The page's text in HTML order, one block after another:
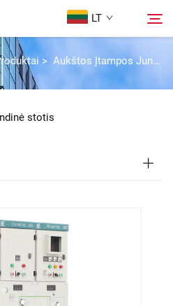
LT
STOTIS
> Aukštos Įtampos Jungiklių Įrenginių Sprendimai
stotis